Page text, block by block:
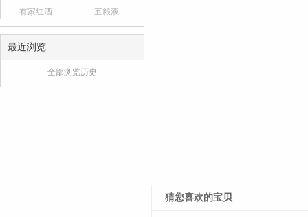
有家红酒 五粮液
最近浏览
全部浏览历史
猜您喜欢的宝贝